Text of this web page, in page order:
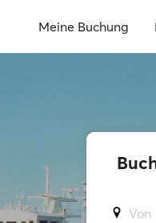
Meine Buchung
Von